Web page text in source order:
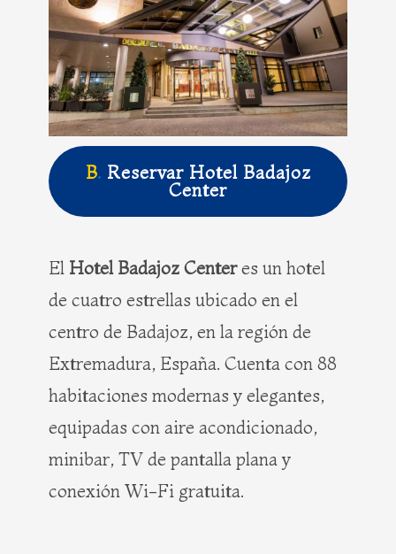
B. Reservar Hotel Badajoz
Center
El Hotel Badajoz Centeres un hotel
de cuatro estrellas ubicado en el
centro de Badajoz, en la región de
Extremadura, España. Cuenta con 88
habitaciones modernas y elegantes,
equipadas con aire acondicionado,
minibar, TV de pantalla plana y
conexión Wi-Fi gratuita.